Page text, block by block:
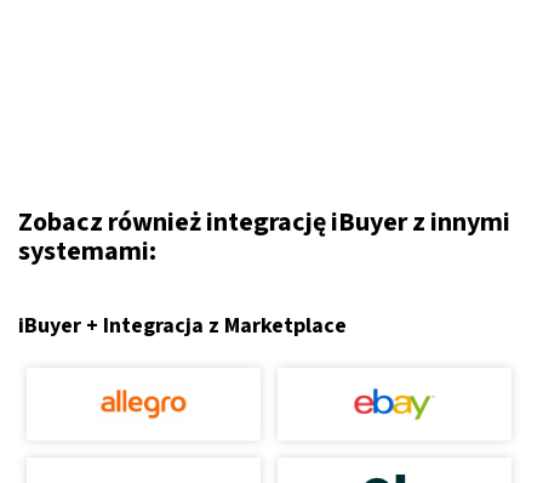
Zobacz również integrację iBuyer z innymi
systemami:
iBuyer + Integracja z Marketplace